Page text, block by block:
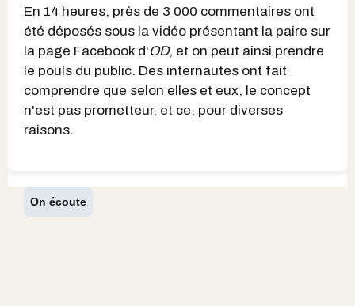
En 14 heures, près de 3 000 commentaires ont
été déposés sous la vidéo présentant la paire sur
la page Facebook d'OD, et on peut ainsi prendre
le pouls du public. Des internautes ont fait
comprendre que selon elles et eux, le concept
n'est pas prometteur, et ce, pour diverses
raisons.
On écoute